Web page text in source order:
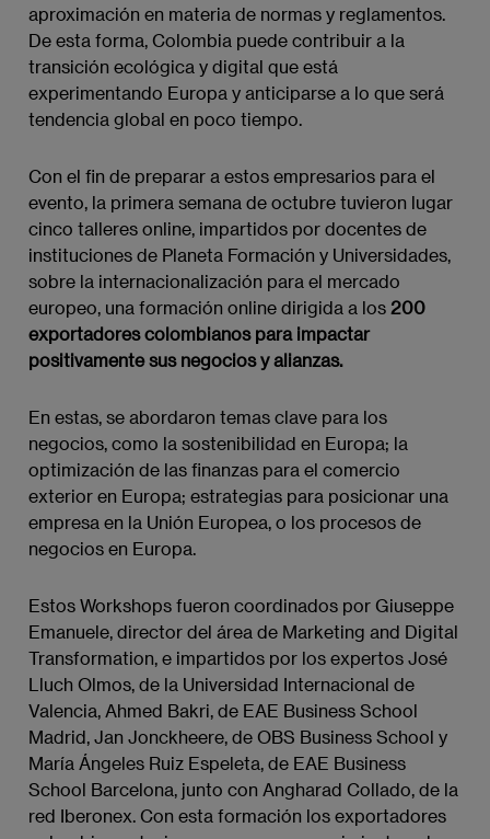
aproximación en materia de normas y reglamentos.
De esta forma, Colombia puede contribuir a la
transición ecológica y digital que está
experimentando Europa y anticiparse a lo que será
tendencia global en poco tiempo.
Con el fin de preparar a estos empresarios para el
evento, la primera semana de octubre tuvieron lugar
cinco talleres online, impartidos por docentes de
instituciones de Planeta Formación y Universidades,
sobre la internacionalización para el mercado
europeo, una formación online dirigida a los 200
exportadores colombianos para impactar
positivamente sus negocios y alianzas.
En estas, se abordaron temas clave para los
negocios, como la sostenibilidad en Europa; la
optimización de las finanzas para el comercio
exterior en Europa; estrategias para posicionar una
empresa en la Unión Europea, o los procesos de
negocios en Europa.
Estos Workshops fueron coordinados por Giuseppe
Emanuele, director del área de Marketing and Digital
Transformation, e impartidos por los expertos José
Lluch Olmos, de la Universidad Internacional de
Valencia, Ahmed Bakri, de EAE Business School
Madrid, Jan Jonckheere, de OBS Business School y
María Ángeles Ruiz Espeleta, de EAE Business
School Barcelona, junto con Angharad Collado, de la
red Iberonex. Con esta formación los exportadores